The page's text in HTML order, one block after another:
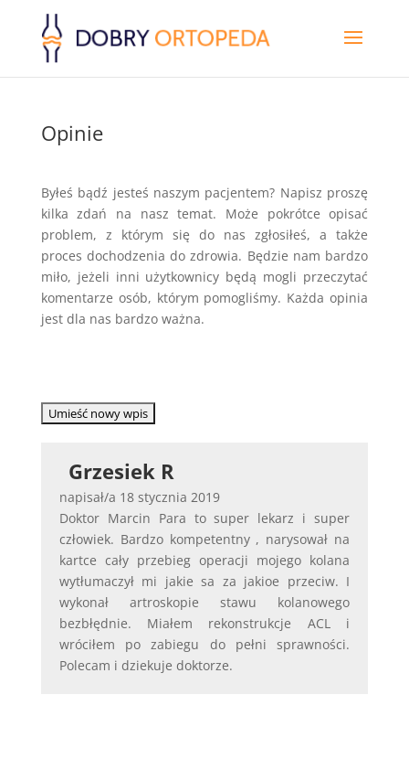
Opinie
Byłeś bądź jesteś naszym pacjentem? Napisz proszę
kilka zdań na nasz temat. Może pokrótce opisać
problem, z którym się do nas zgłosiłeś, a także
proces dochodzenia do zdrowia. Będzie nam bardzo
miło, jeżeli inni użytkownicy będą mogli przeczytać
komentarze osób, którym pomogliśmy. Każda opinia
jest dla nas bardzo ważna.
Grzesiek R
napisał/a 18 stycznia 2019
Doktor Marcin Para to super lekarz i super
człowiek. Bardzo kompetentny , narysował na
kartce cały przebieg operacji mojego kolana
wytłumaczył mi jakie sa za jakioe przeciw. I
wykonał artroskopie stawu kolanowego
bezbłędnie. Miałem rekonstrukcje ACL i
wróciłem po zabiegu do pełni sprawności.
Polecam i dziekuje doktorze.